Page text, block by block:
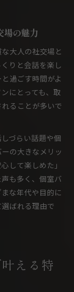
場の魅力
大人の社交場と
りと会話を楽し
過ごす時間がよ
にとっても、取
ることが多いで
づらい話題や個
の大きなメリッ
して楽しめた」
も多く、個室バ
な年代や目的に
ばれる理由で
える特